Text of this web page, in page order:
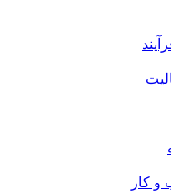
و كار